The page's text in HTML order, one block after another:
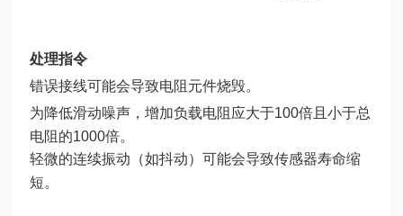
处理指令
错误接线可能会导致电阻元件烧毁。
为降低滑动噪声，增加负载电阻应大于100倍且小于总
电阻的1000倍。
轻微的连续振动（如抖动）可能会导致传感器寿命缩
短。